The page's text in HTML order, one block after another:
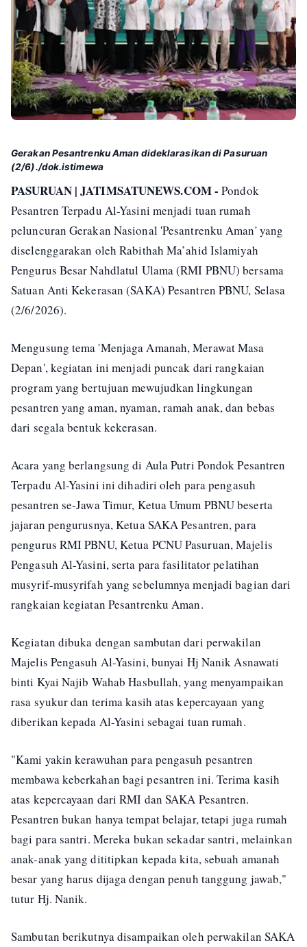
Gerakan Pesantrenku Aman dideklarasikan di Pasuruan
(2/6)./dok.istimewa
PASURUAN | JATIMSATUNEWS.COM - Pondok
Pesantren Terpadu Al-Yasini menjadi tuan rumah
peluncuran Gerakan Nasional 'Pesantrenku Aman' yang
diselenggarakan oleh Rabithah Ma’ahid Islamiyah
Pengurus Besar Nahdlatul Ulama (RMI PBNU) bersama
Satuan Anti Kekerasan (SAKA) Pesantren PBNU, Selasa
(2/6/2026).
Mengusung tema 'Menjaga Amanah, Merawat Masa
Depan', kegiatan ini menjadi puncak dari rangkaian
program yang bertujuan mewujudkan lingkungan
pesantren yang aman, nyaman, ramah anak, dan bebas
dari segala bentuk kekerasan.
Acara yang berlangsung di Aula Putri Pondok Pesantren
Terpadu Al-Yasini ini dihadiri oleh para pengasuh
pesantren se-Jawa Timur, Ketua Umum PBNU beserta
jajaran pengurusnya, Ketua SAKA Pesantren, para
pengurus RMI PBNU, Ketua PCNU Pasuruan, Majelis
Pengasuh Al-Yasini, serta para fasilitator pelatihan
musyrif-musyrifah yang sebelumnya menjadi bagian dari
rangkaian kegiatan Pesantrenku Aman.
Kegiatan dibuka dengan sambutan dari perwakilan
Majelis Pengasuh Al-Yasini, bunyai Hj Nanik Asnawati
binti Kyai Najib Wahab Hasbullah, yang menyampaikan
rasa syukur dan terima kasih atas kepercayaan yang
diberikan kepada Al-Yasini sebagai tuan rumah.
"Kami yakin kerawuhan para pengasuh pesantren
membawa keberkahan bagi pesantren ini. Terima kasih
atas kepercayaan dari RMI dan SAKA Pesantren.
Pesantren bukan hanya tempat belajar, tetapi juga rumah
bagi para santri. Mereka bukan sekadar santri, melainkan
anak-anak yang dititipkan kepada kita, sebuah amanah
besar yang harus dijaga dengan penuh tanggung jawab,"
tutur Hj. Nanik.
Sambutan berikutnya disampaikan oleh perwakilan SAKA